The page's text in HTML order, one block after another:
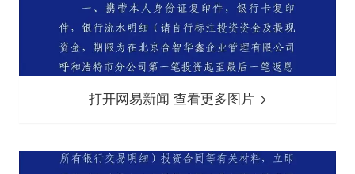
打开网易新闻 查看更多图片